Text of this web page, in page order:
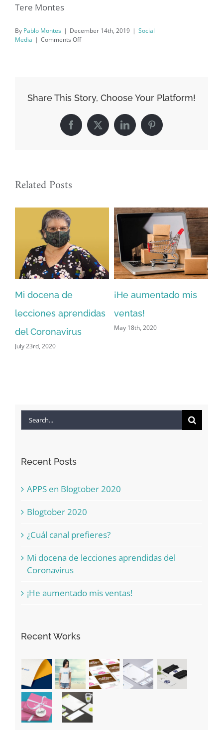
Tere Montes
By Pablo Montes | December 14th, 2019 | Social
Media | Comments Offon
Share This Story, Choose Your Platform!
Facebook
X LinkedInPinterest
Related Posts
Mi docena de
lecciones aprendidas
del Coronavirus
July 23rd, 2020
¡He aumentado mis
ventas!
May 18th, 2020
Search
for:
Recent Posts
APPS en Blogtober 2020
Blogtober 2020
¿Cuál canal prefieres?
Mi docena de lecciones aprendidas del
Coronavirus
¡He aumentado mis ventas!
Recent Works